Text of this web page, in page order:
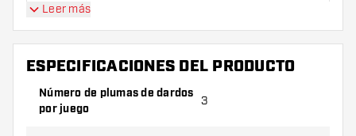
Estas pueden dañarse o romperse con el uso.
diferente de plumas para descubrir qué
variante es mejor para ti.
Leer más
ESPECIFICACIONES DEL PRODUCTO
Número de plumas de dardos
por juego
3